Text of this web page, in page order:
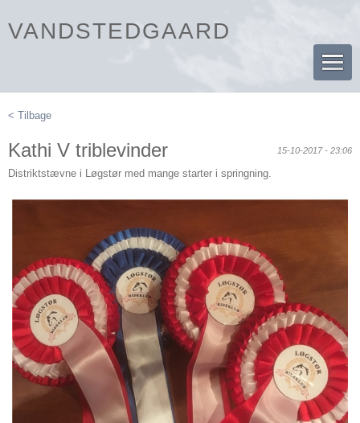
VANDSTEDGAARD
< Tilbage
Kathi V triblevinder 15-10-2017 - 23:06
Distriktstævne i Løgstør med mange starter i springning.